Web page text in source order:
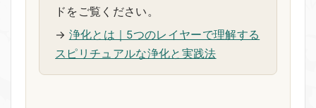
ドをご覧ください。
→ 浄化とは｜5つのレイヤーで理解する
スピリチュアルな浄化と実践法